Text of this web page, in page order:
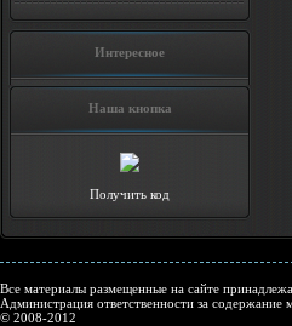
Интересное
Наша кнопка
Получить код
Все материалы размещенные на сайте
Администрация ответственности за содержание
© 2008-2012